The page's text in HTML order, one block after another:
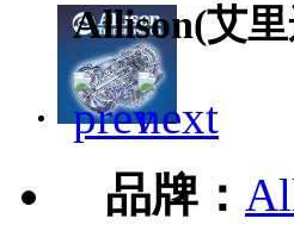
Allison(艾里
品牌：